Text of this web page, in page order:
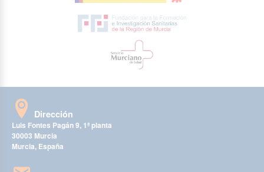
Dirección
Luis Fontes Pagán 9, 1ª planta
30003 Murcia
Murcia, España